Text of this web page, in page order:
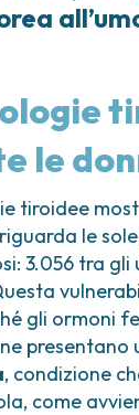
le
tiroidee
le sole
3.056 tra
gli ormoni
, condizione
come